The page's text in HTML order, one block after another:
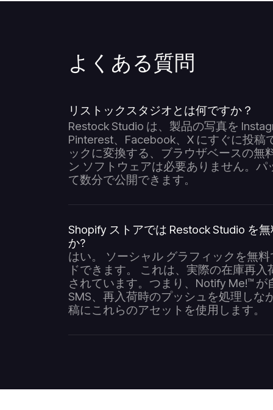
よくある質問
リストックスタジオとは何ですか？
Restock Studio は、製品の写真を
Pinterest、Facebook、X にすぐに投稿
ックに変換する、ブラウザベースの無
ン ソフトウェアは必要ありません。
て数分で公開できます。
Shopify ストアでは Restock Studio を
か?
はい。 ソーシャル グラフィックを無
ドできます。 これは、実際の在庫再
されています。つまり、Notify Me!™ が
SMS、再入荷時のプッシュを処理しな
稿にこれらのアセットを使用します。